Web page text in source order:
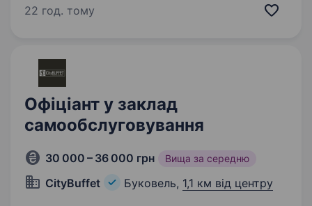
відповідно до стандартів сервісу Підтримка
22 год. тому
Офіціант у заклад
самообслуговування
30 000 – 36 000 грн Вища за середню
CityBuffet Буковель, 1,1 км від центру